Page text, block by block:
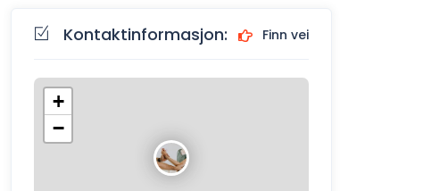
Kontaktinformasjon: Finn vei
+
−